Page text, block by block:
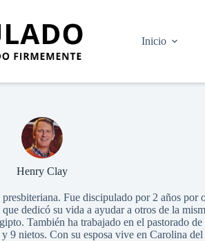
Inicio
Henry Clay
Fue discipulado por 2 años por
dedicó su vida a ayudar a otros de la
También ha trabajado en el pastorado
9 nietos. Con su esposa vive en Carolina